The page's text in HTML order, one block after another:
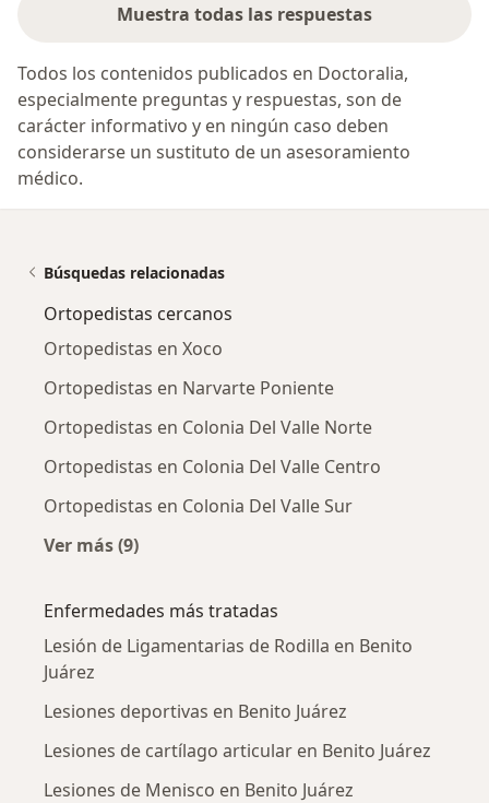
Muestra todas las respuestas
Todos los contenidos publicados en Doctoralia,
especialmente preguntas y respuestas, son de
carácter informativo y en ningún caso deben
considerarse un sustituto de un asesoramiento
médico.
Búsquedas relacionadas
Ortopedistas cercanos
Ortopedistas en Xoco
Ortopedistas en Narvarte Poniente
Ortopedistas en Colonia Del Valle Norte
Ortopedistas en Colonia Del Valle Centro
Ortopedistas en Colonia Del Valle Sur
Ver más (9)
Enfermedades más tratadas
Lesión de Ligamentarias de Rodilla en Benito
Juárez
Lesiones deportivas en Benito Juárez
Lesiones de cartílago articular en Benito Juárez
Lesiones de Menisco en Benito Juárez